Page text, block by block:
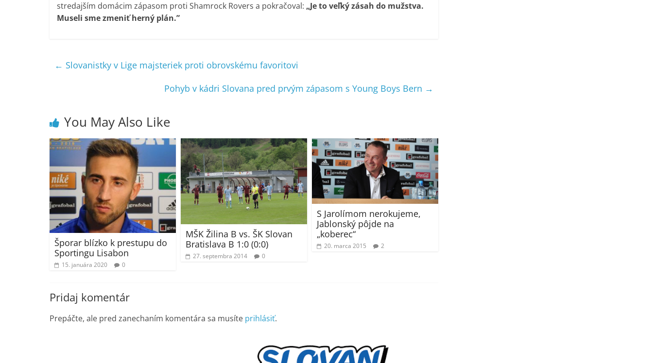
stredajším domácim zápasom proti Shamrock Rovers a pokračoval: „Je to veľký zásah do mužstva.
Museli sme zmeniť herný plán.”
← Slovanistky v Lige majsteriek proti obrovskému favoritovi
Pohyb v kádri Slovana pred prvým zápasom s Young Boys Bern →
You May Also Like
Šporar blízko k prestupu do
Sportingu Lisabon
15. januára 2020 0
MŠK Žilina B vs. ŠK Slovan
Bratislava B 1:0 (0:0)
27. septembra 2014 0
S Jarolímom nerokujeme,
Jablonský pôjde na
„koberec“
20. marca 2015 2
Pridaj komentár
Prepáčte, ale pred zanechaním komentára sa musíte prihlásiť.